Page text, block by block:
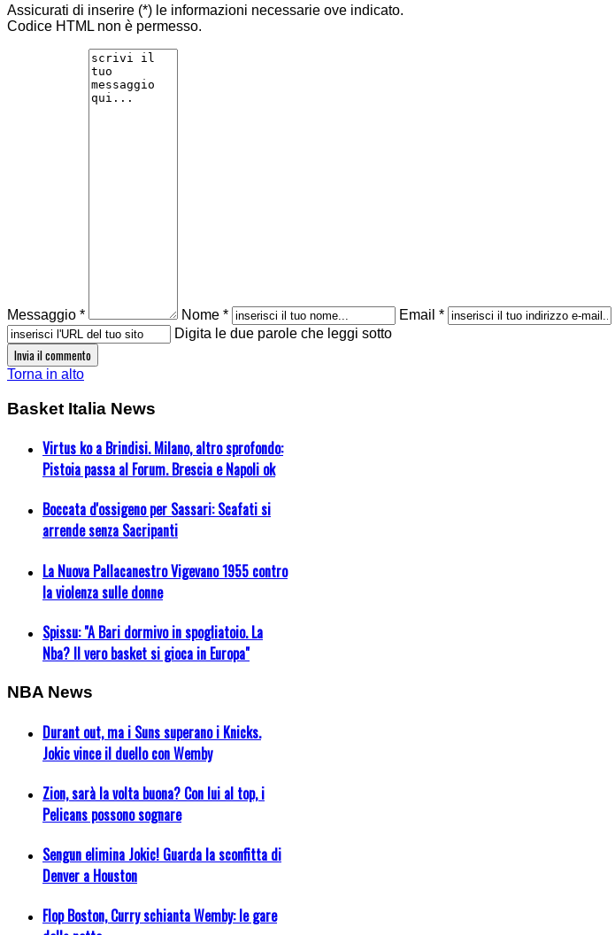
Assicurati di inserire (*) le informazioni necessarie ove indicato.
Codice HTML non è permesso.
Messaggio * Nome * Email *
Digita le due parole che leggi sotto
Torna in alto
Basket Italia News
Virtus ko a Brindisi. Milano, altro sprofondo:
Pistoia passa al Forum. Brescia e Napoli ok
Boccata d'ossigeno per Sassari: Scafati si
arrende senza Sacripanti
La Nuova Pallacanestro Vigevano 1955 contro
la violenza sulle donne
Spissu: "A Bari dormivo in spogliatoio. La
Nba? Il vero basket si gioca in Europa"
NBA News
Durant out, ma i Suns superano i Knicks.
Jokic vince il duello con Wemby
Zion, sarà la volta buona? Con lui al top, i
Pelicans possono sognare
Sengun elimina Jokic! Guarda la sconfitta di
Denver a Houston
Flop Boston, Curry schianta Wemby: le gare